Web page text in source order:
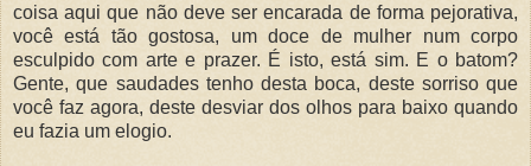
coisa aqui que não deve ser encarada de forma pejorativa,
você está tão gostosa, um doce de mulher num corpo
esculpido com arte e prazer. É isto, está sim. E o batom?
Gente, que saudades tenho desta boca, deste sorriso que
você faz agora, deste desviar dos olhos para baixo quando
eu fazia um elogio.